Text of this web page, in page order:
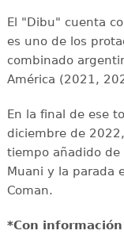
El "Dibu" cuenta
es uno de los
combinado
América (2021,
En la final de ese
diciembre de
tiempo añadido de
Muani y la parada
Coman.
*Con información